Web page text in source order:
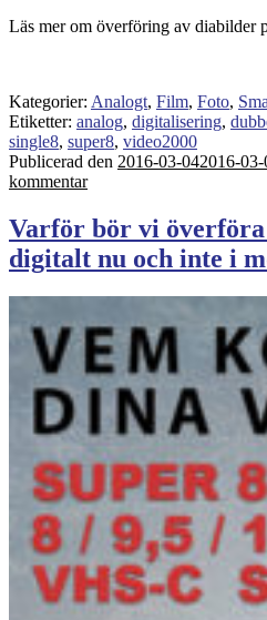
Läs mer om överföring av diabilder
Kategorier: Analogt, Film, Foto,
Etiketter: analog, digitalisering,
single8, super8, video2000
Publicerad den 2016-03-042016-03-
kommentar
Varför bör vi
digitalt nu och inte i